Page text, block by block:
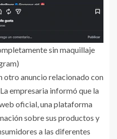
sin maquillaje
otro anuncio relacionado con
empresaria informó que la
oficial, una plataforma
sobre sus productos y
a las diferentes